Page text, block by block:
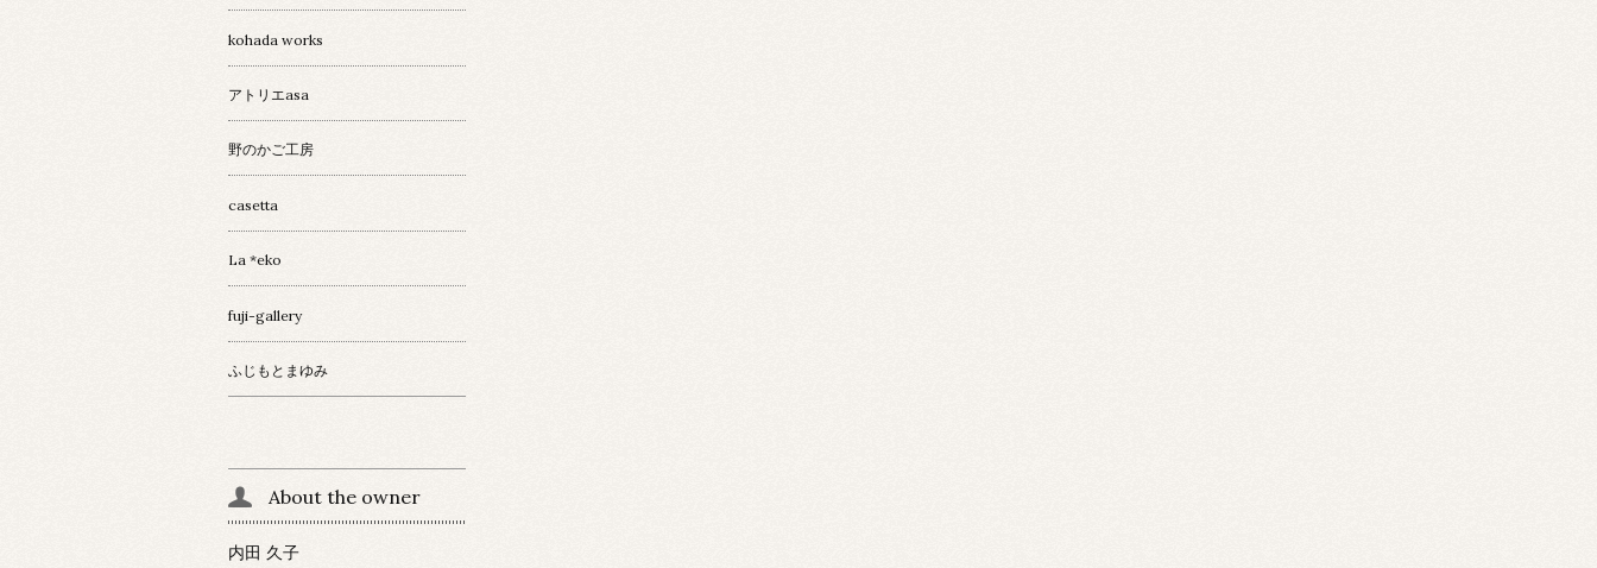
kohada works
アトリエasa
野のかご工房
casetta
La *eko
fuji-gallery
ふじもとまゆみ
About the owner
内田 久子